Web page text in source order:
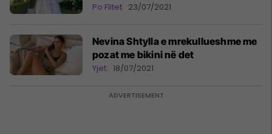
Po Flitet 23/07/2021
Nevina Shtylla e mrekullueshme me
pozat me bikini në det
Yjet 18/07/2021